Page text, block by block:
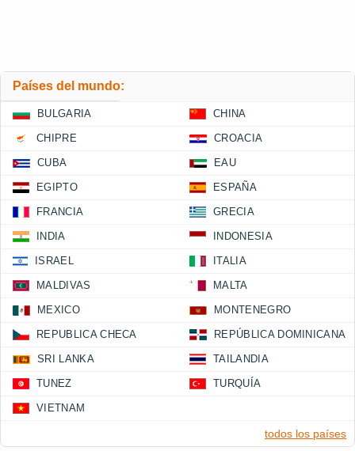
Países del mundo:
BULGARIA CHINA
CHIPRE CROACIA
CUBA EAU
EGIPTO ESPAÑA
FRANCIA GRECIA
INDIA INDONESIA
ISRAEL ITALIA
MALDIVAS MALTA
MEXICO MONTENEGRO
REPUBLICA CHECA REPÚBLICA DOMINICANA
SRI LANKA TAILANDIA
TUNEZ TURQUÍA
VIETNAM
todos los países